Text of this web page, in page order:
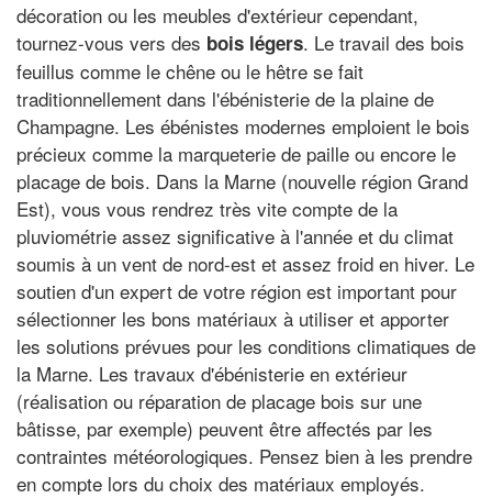
décoration ou les meubles d'extérieur cependant,
tournez-vous vers des bois légers. Le travail des bois
feuillus comme le chêne ou le hêtre se fait
traditionnellement dans l'ébénisterie de la plaine de
Champagne. Les ébénistes modernes emploient le bois
précieux comme la marqueterie de paille ou encore le
placage de bois. Dans la Marne (nouvelle région Grand
Est), vous vous rendrez très vite compte de la
pluviométrie assez significative à l'année et du climat
soumis à un vent de nord-est et assez froid en hiver. Le
soutien d'un expert de votre région est important pour
sélectionner les bons matériaux à utiliser et apporter
les solutions prévues pour les conditions climatiques de
la Marne. Les travaux d'ébénisterie en extérieur
(réalisation ou réparation de placage bois sur une
bâtisse, par exemple) peuvent être affectés par les
contraintes météorologiques. Pensez bien à les prendre
en compte lors du choix des matériaux employés.